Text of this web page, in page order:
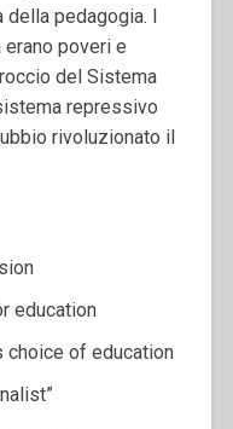
pedagogia. I
poveri e
del Sistema
repressivo
rivoluzionato il
education
choice of education